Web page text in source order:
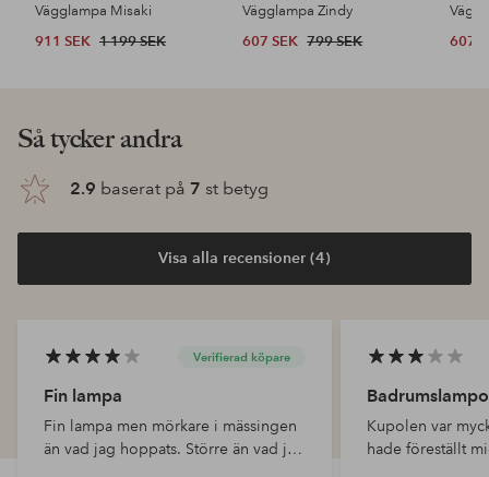
Vägglampa Misaki
911 SEK 1 199 SEK
Vägglampa Zindy
607 SEK 799 SEK
607
Så tycker andra
2.9 baserat på 7 st betyg
Visa alla recensioner (4)
Verifierad köpare
Fin lampa
Fin lampa men mörkare i mässingen
än vad jag hoppats. Större än vad jag
Kupolen var
hade föreställt